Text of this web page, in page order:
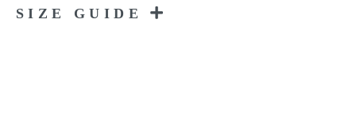
SIZE GUIDE